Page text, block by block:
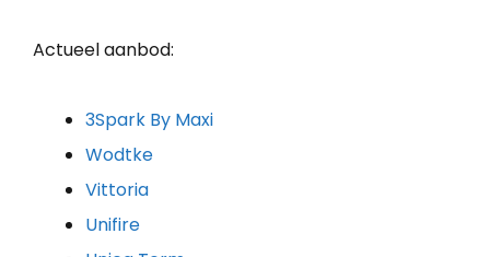
Actueel aanbod:
3Spark By Maxi
Wodtke
Vittoria
Unifire